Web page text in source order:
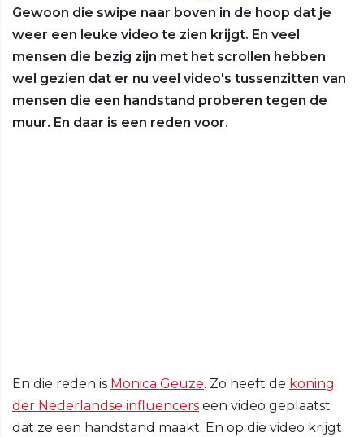
Gewoon die swipe naar boven in de hoop dat je
weer een leuke video te zien krijgt. En veel
mensen die bezig zijn met het scrollen hebben
wel gezien dat er nu veel video's tussenzitten van
mensen die een handstand proberen tegen de
muur. En daar is een reden voor.
En die reden is Monica Geuze. Zo heeft de koning
der Nederlandse influencers een video geplaatst
dat ze een handstand maakt. En op die video krijgt